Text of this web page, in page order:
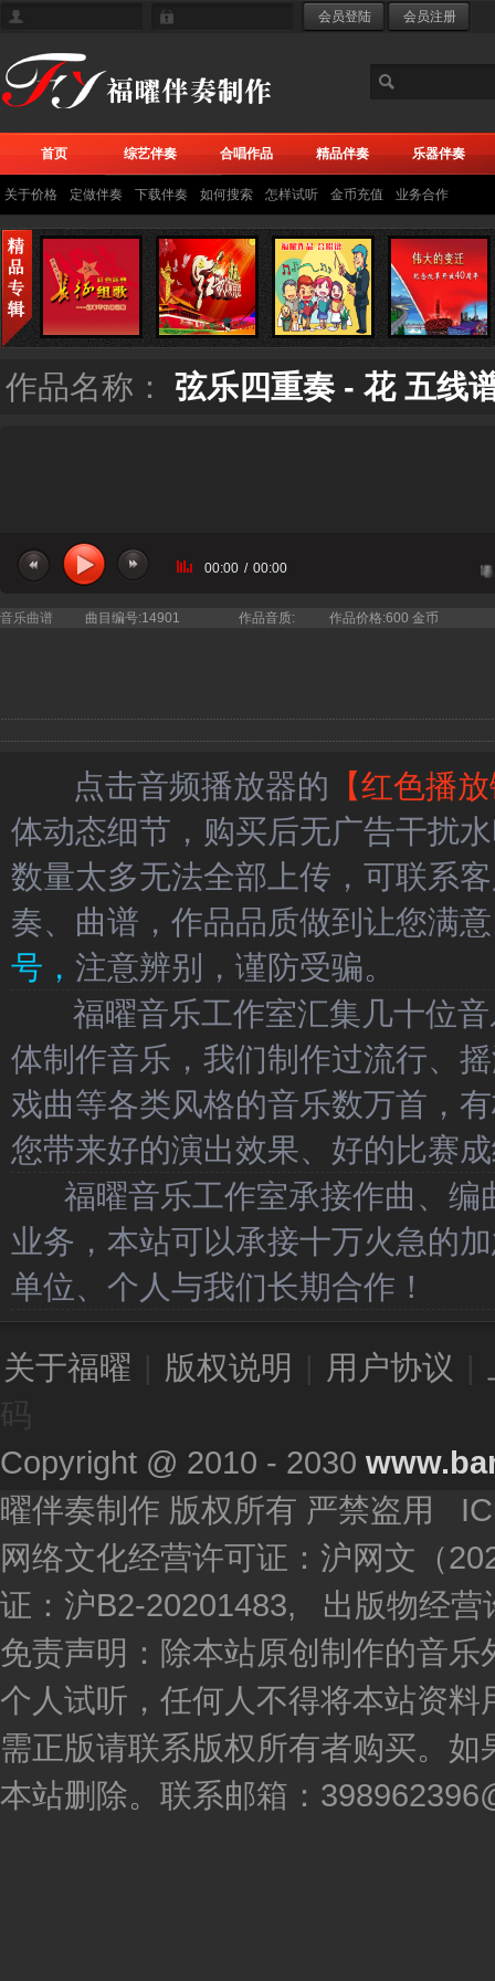
首页 综艺伴奏 合唱作品 精品伴奏 乐器伴奏
关于价格 定做伴奏 下载伴奏 如何搜索 怎样试听 金币充值 业务合作
作品名称： 弦乐四重奏 - 花 五线
当前曲目：弦乐四重奏 - 花 五线谱总谱。
00:00 / 00:00
音乐曲谱 曲目编号:14901 作品音质: 作品价格:600 金币
点击音频播放器的 【红色播
体动态细节，购买后无广告干扰
数量太多无法全部上传，可联系
奏、曲谱，作品品质做到让您满
号， 注意辨别，谨防受骗。
福曜音乐工作室汇集几十位音
体制作音乐，我们制作过流行、
戏曲等各类风格的音乐数万首，
您带来好的演出效果、好的比赛
福曜音乐工作室承接作曲、编
业务，本站可以承接十万火急的
单位、个人与我们长期合作！
关于福曜 版权说明 用户协议
Copyright @ 2010 - 2030
曜伴奏制作 版权所有 严禁盗用
网络文化经营许可证：沪网文（
证：沪B2-20201483, 出版物经营
免责声明：除本站原创制作的音
个人试听，任何人不得将本站资
需正版请联系版权所有者购买。
本站删除。联系邮箱：